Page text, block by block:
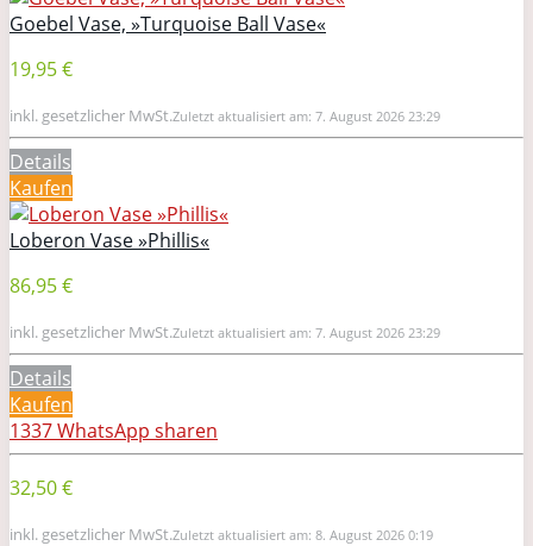
Goebel Vase, »Turquoise Ball Vase«
19,95 €
inkl. gesetzlicher MwSt.Zuletzt aktualisiert am: 7. August 2026 23:29
Details
Kaufen
Loberon Vase »Phillis«
86,95 €
inkl. gesetzlicher MwSt.Zuletzt aktualisiert am: 7. August 2026 23:29
Details
Kaufen
1337WhatsApp sharen
32,50 €
inkl. gesetzlicher MwSt.Zuletzt aktualisiert am: 8. August 2026 0:19